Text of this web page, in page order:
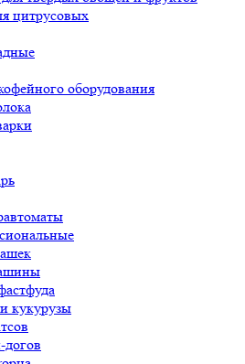
цитрусовых
оборудования
кукурузы